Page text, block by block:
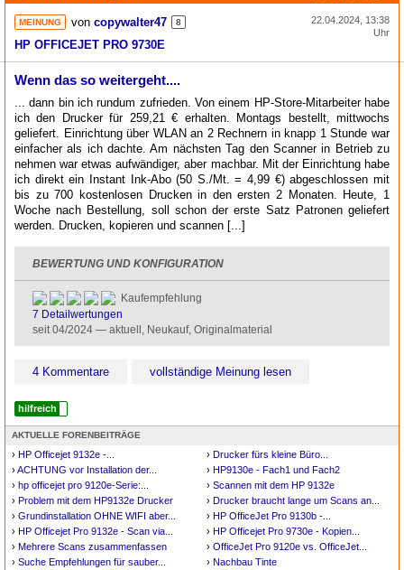
MEINUNG von copywalter47 8
22.04.2024, 13:38
Uhr
HP OFFICEJET PRO 9730E
Wenn das so weitergeht....
... dann bin ich rundum zufrieden. Von einem HP-Store-Mitarbeiter habe
ich den Drucker für 259,21 € erhalten. Montags bestellt, mittwochs
geliefert. Einrichtung über WLAN an 2 Rechnern in knapp 1 Stunde war
einfacher als ich dachte. Am nächsten Tag den Scanner in Betrieb zu
nehmen war etwas aufwändiger, aber machbar. Mit der Einrichtung habe
ich direkt ein Instant Ink-Abo (50 S./Mt. = 4,99 €) abgeschlossen mit
bis zu 700 kostenlosen Drucken in den ersten 2 Monaten. Heute, 1
Woche nach Bestellung, soll schon der erste Satz Patronen geliefert
werden. Drucken, kopieren und scannen [...]
BEWERTUNG UND KONFIGURATION
5*
Kaufempfehlung
7 Detailwertungen
seit 04/2024 — aktuell, Neukauf, Originalmaterial
4 Kommentare vollständige Meinung lesen
hilfreich
AKTUELLE FORENBEITRÄGE
› HP Officejet 9132e -...
›ACHTUNG vor Installation der...
› hp officejet pro 9120e-Serie:...
› Problem mit dem HP9132e Drucker
› Grundinstallation OHNE WIFI aber...
› HP Officejet Pro 9132e - Scan via...
› Mehrere Scans zusammenfassen
› Suche Empfehlungen für sauber...
› Drucker fürs kleine Büro...
› HP9130e - Fach1 und Fach2
› Scannen mit dem HP 9132e
› Drucker braucht lange um Scans an...
› HP OfficeJet Pro 9130b -...
› HP Officejet Pro 9730e - Kopien...
› OfficeJet Pro 9120e vs. OfficeJet...
› Nachbau Tinte